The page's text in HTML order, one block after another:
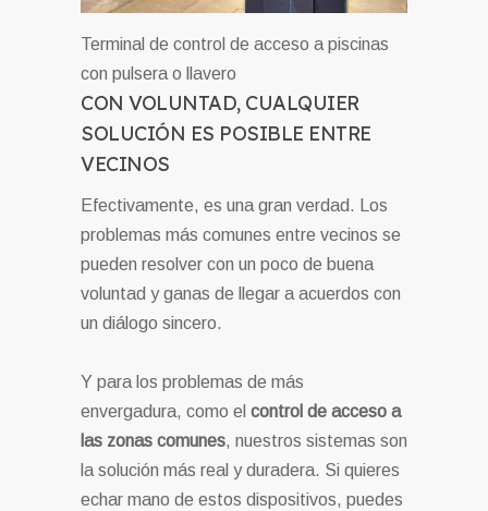
Terminal de control de acceso a piscinas
con pulsera o llavero
CON VOLUNTAD, CUALQUIER
SOLUCIÓN ES POSIBLE ENTRE
VECINOS
Efectivamente, es una gran verdad. Los
problemas más comunes entre vecinos se
pueden resolver con un poco de buena
voluntad y ganas de llegar a acuerdos con
un diálogo sincero.
Y para los problemas de más
envergadura, como el control de acceso a
las zonas comunes, nuestros sistemas son
la solución más real y duradera. Si quieres
echar mano de estos dispositivos, puedes